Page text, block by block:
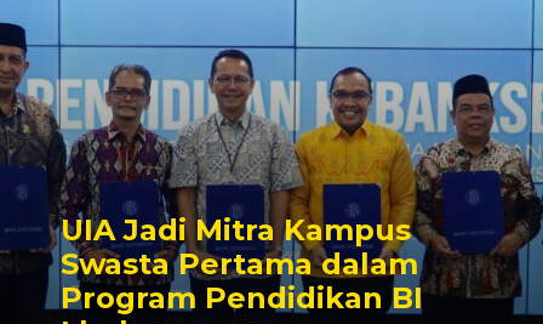
UIA Jadi Mitra Kampus
Swasta Pertama dalam
Program Pendidikan BI